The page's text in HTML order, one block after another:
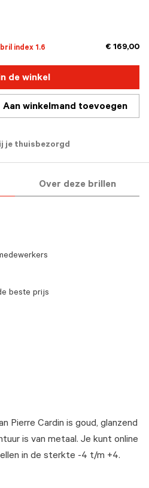
index 1.6 € 169,00
de winkel
Aan winkelmand toevoegen
je thuisbezorgd
Over deze brillen
Pierre Cardin is goud, glanzend
is van metaal. Je kunt online
in de sterkte -4 t/m +4.
beste prijs